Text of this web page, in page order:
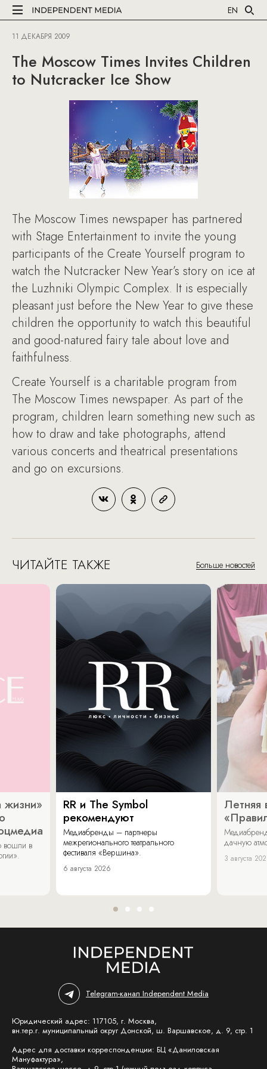
EN
11 ДЕКАБРЯ 2009
The Moscow Times Invites Children
to Nutcracker Ice Show
The Moscow Times newspaper has partnered
with Stage Entertainment to invite the young
participants of the Create Yourself program to
watch the Nutcracker New Year’s story on ice at
the Luzhniki Olympic Complex. It is especially
pleasant just before the New Year to give these
children the opportunity to watch this beautiful
and good-natured fairy tale about love and
faithfulness.
Create Yourself is a charitable program from
The Moscow Times newspaper. As part of the
program, children learn something new such as
how to draw and take photographs, attend
various concerts and theatrical presentations
and go on excursions.
ЧИТАЙТЕ ТАКЖЕ Больше новостей
жизни»
вошли в
RR и The Symbol
рекомендуют
Медиабренды – партнеры
межрегионального театрального
фестиваля «Вершина».
6 августа 2026
Летняя
дачную
3 августа
Telegram-канал Independent Media
Юридический адрес: 117105, г. Москва,
вн.тер.г. муниципальный округ Донской, ш. Варшавское, д. 9, стр. 1
Адрес для доставки корреспонденции: БЦ «Даниловская
Мануфактура»,